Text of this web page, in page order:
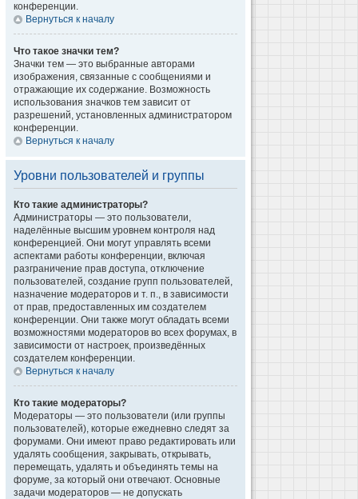
конференции.
Вернуться к началу
Что такое значки тем?
Значки тем — это выбранные авторами
изображения, связанные с сообщениями и
отражающие их содержание. Возможность
использования значков тем зависит от
разрешений, установленных администратором
конференции.
Вернуться к началу
Уровни пользователей и группы
Кто такие администраторы?
Администраторы — это пользователи,
наделённые высшим уровнем контроля над
конференцией. Они могут управлять всеми
аспектами работы конференции, включая
разграничение прав доступа, отключение
пользователей, создание групп пользователей,
назначение модераторов и т. п., в зависимости
от прав, предоставленных им создателем
конференции. Они также могут обладать всеми
возможностями модераторов во всех форумах, в
зависимости от настроек, произведённых
создателем конференции.
Вернуться к началу
Кто такие модераторы?
Модераторы — это пользователи (или группы
пользователей), которые ежедневно следят за
форумами. Они имеют право редактировать или
удалять сообщения, закрывать, открывать,
перемещать, удалять и объединять темы на
форуме, за который они отвечают. Основные
задачи модераторов — не допускать